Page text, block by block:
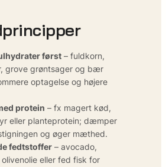
først – fuldkorn,
grove grøntsager og bær
optagelse og højere
protein – fx magert kød,
eller planteprotein; dæmper
og øger mæthed.
fedtstoffer – avocado,
eller fed fisk for